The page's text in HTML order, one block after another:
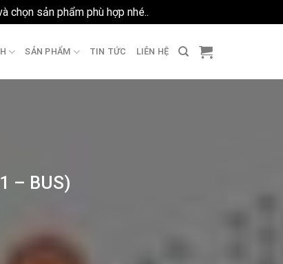
chọn sản phẩm phù hợp nhé..
SẢN PHẨM TIN TỨC LIÊN HỆ
– BUS)